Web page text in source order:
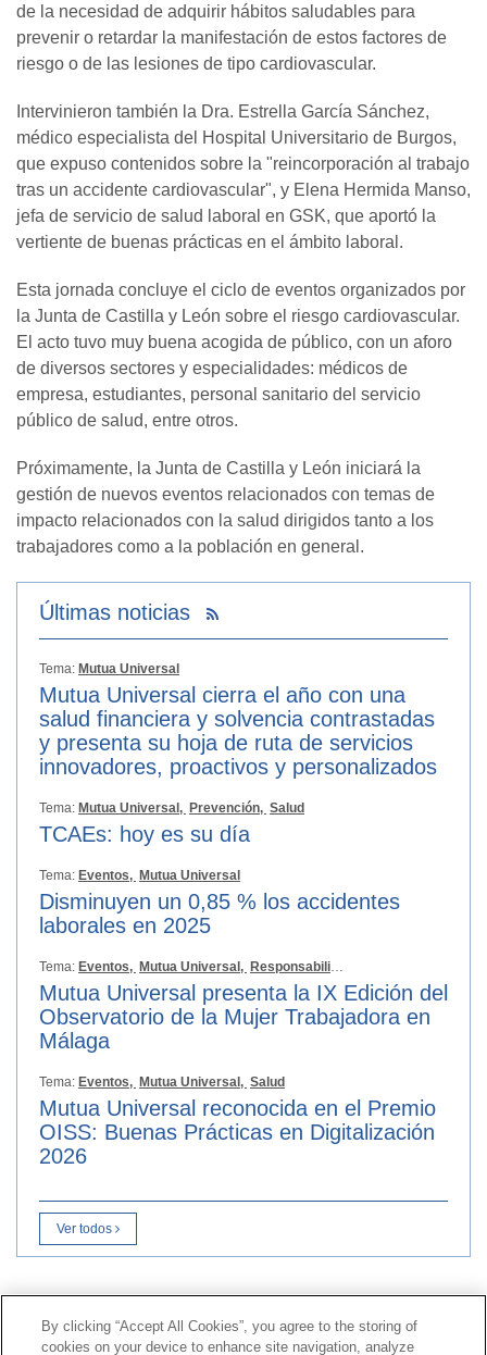
de la necesidad de adquirir hábitos saludables para
prevenir o retardar la manifestación de estos factores de
riesgo o de las lesiones de tipo cardiovascular.
Intervinieron también la Dra. Estrella García Sánchez,
médico especialista del Hospital Universitario de Burgos,
que expuso contenidos sobre la "reincorporación al trabajo
tras un accidente cardiovascular", y Elena Hermida Manso,
jefa de servicio de salud laboral en GSK, que aportó la
vertiente de buenas prácticas en el ámbito laboral.
Esta jornada concluye el ciclo de eventos organizados por
la Junta de Castilla y León sobre el riesgo cardiovascular.
El acto tuvo muy buena acogida de público, con un aforo
de diversos sectores y especialidades: médicos de
empresa, estudiantes, personal sanitario del servicio
público de salud, entre otros.
Próximamente, la Junta de Castilla y León iniciará la
gestión de nuevos eventos relacionados con temas de
impacto relacionados con la salud dirigidos tanto a los
trabajadores como a la población en general.
Últimas noticias
Tema: Mutua Universal
Mutua Universal cierra el año con una
salud financiera y solvencia contrastadas
y presenta su hoja de ruta de servicios
innovadores, proactivos y personalizados
Tema: Mutua Universal, Prevención, Salud
TCAEs: hoy es su día
Tema: Eventos, Mutua Universal
Disminuyen un 0,85 % los accidentes
laborales en 2025
Tema: Eventos, Mutua Universal, Responsabilidad Social
Mutua Universal presenta la IX Edición del
Observatorio de la Mujer Trabajadora en
Málaga
Tema: Eventos, Mutua Universal, Salud
Mutua Universal reconocida en el Premio
OISS: Buenas Prácticas en Digitalización
2026
Ver todos
Línea Universal 900 203 203|Zona Privada Comisión de
By clicking “Accept All Cookies”, you agree to the storing of
cookies on your device to enhance site navigation, analyze